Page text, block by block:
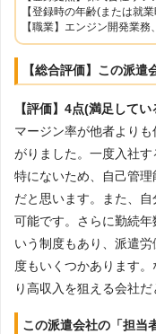
【登録時の年齢(または就
【職業】エンジン開発業
【総合評価】この派
【評価】4点(満足してい
マージン率が他者より
がりました。一度入社
特にないため、自己管
だと思います。また、
可能です。さらに勤続
いう制度もあり、派遣
度もいくつかあります
り高収入を狙える会社だ
この派遣会社の「担当